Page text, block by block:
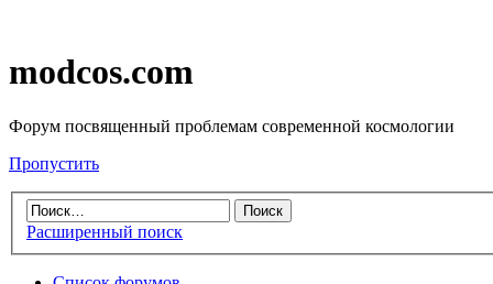
modcos.com
Форум посвященный проблемам современной космологии
Пропустить
Расширенный поиск